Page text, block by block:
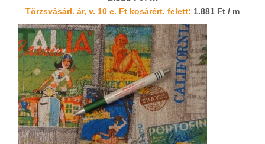
Törzsvásárl. ár, v. 10 e. Ft kosárért. felett: 1.881 Ft / m